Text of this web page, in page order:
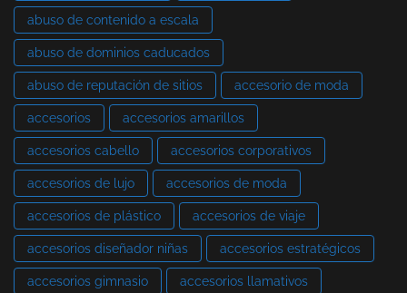
abuso de contenido a escala
abuso de dominios caducados
abuso de reputación de sitios accesorio de moda
accesorios accesorios amarillos
accesorios cabello accesorios corporativos
accesorios de lujo accesorios de moda
accesorios de plástico accesorios de viaje
accesorios diseñador niñas accesorios estratégicos
accesorios gimnasio accesorios llamativos